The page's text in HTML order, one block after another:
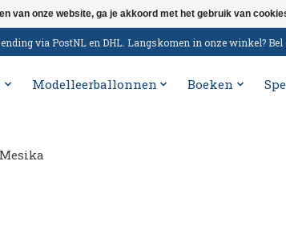
via PostNL en DHL. Langskomen in onze winkel?
Modelleerballonnen Boeken
van onze website, ga je akkoord met het gebruik van